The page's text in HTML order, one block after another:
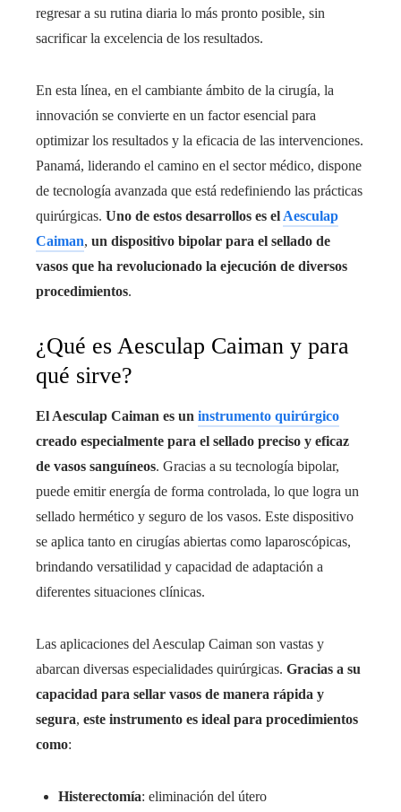
regresar a su rutina diaria lo más pronto posible, sin
sacrificar la excelencia de los resultados.
En esta línea, en el cambiante ámbito de la cirugía, la
innovación se convierte en un factor esencial para
optimizar los resultados y la eficacia de las intervenciones.
Panamá, liderando el camino en el sector médico, dispone
de tecnología avanzada que está redefiniendo las prácticas
quirúrgicas. Uno de estos desarrollos es el Aesculap
Caiman, un dispositivo bipolar para el sellado de
vasos que ha revolucionado la ejecución de diversos
procedimientos.
¿Qué es Aesculap Caiman y para
qué sirve?
El Aesculap Caiman es un instrumento quirúrgico
creado especialmente para el sellado preciso y eficaz
de vasos sanguíneos. Gracias a su tecnología bipolar,
puede emitir energía de forma controlada, lo que logra un
sellado hermético y seguro de los vasos. Este dispositivo
se aplica tanto en cirugías abiertas como laparoscópicas,
brindando versatilidad y capacidad de adaptación a
diferentes situaciones clínicas.
Las aplicaciones del Aesculap Caiman son vastas y
abarcan diversas especialidades quirúrgicas. Gracias a su
capacidad para sellar vasos de manera rápida y
segura, este instrumento es ideal para procedimientos
como:
Histerectomía: eliminación del útero